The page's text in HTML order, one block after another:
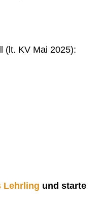
(lt. KV Mai 2025):
Lehrling und starte